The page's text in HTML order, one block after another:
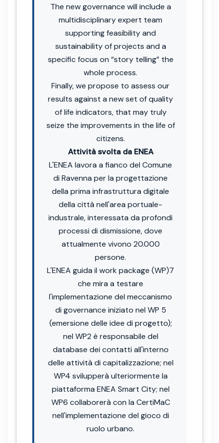
The new governance will include a
multidisciplinary expert team
supporting feasibility and
sustainability of projects and a
specific focus on “story telling” the
whole process.
Finally, we propose to assess our
results against a new set of quality
of life indicators, that may truly
seize the improvements in the life of
citizens.
Attività svolta da ENEA
L'ENEA lavora a fianco del Comune
di Ravenna per la progettazione
della prima infrastruttura digitale
della città nell'area portuale-
industrale, interessata da profondi
processi di dismissione, dove
attualmente vivono 20.000
persone.
L'ENEA guida il work package (WP)7
che mira a testare
l'implementazione del meccanismo
di governance iniziato nel WP 5
(emersione delle idee di progetto);
nel WP2 è responsabile del
database dei contatti all'interno
delle attività di capitalizzazione; nel
WP4 svilupperà ulteriormente la
piattaforma ENEA Smart City; nel
WP6 collaborerà con la CertiMaC
nell'implementazione del gioco di
ruolo urbano.